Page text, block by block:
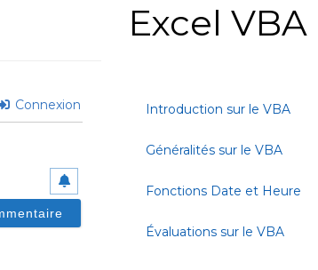
Connexion
Excel VBA
Introduction sur le VBA
Généralités sur le VBA
Fonctions Date et Heure
Évaluations sur le VBA